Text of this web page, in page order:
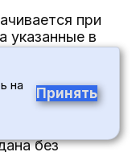
при
указанные в
Пленума
N 32.
без
на
Принять